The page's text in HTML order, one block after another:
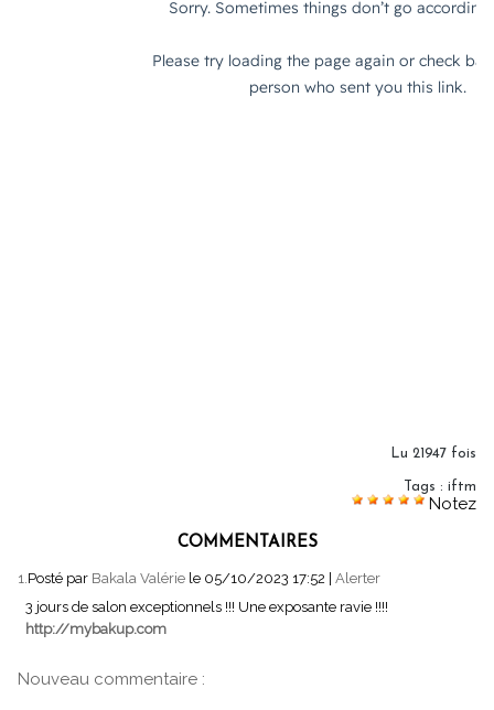
Lu 21947 fois
Tags : iftm
Notez
COMMENTAIRES
1. Posté par Bakala Valérie le 05/10/2023 17:52 | Alerter
3 jours de salon exceptionnels !!! Une exposante ravie !!!!
http://mybakup.com
Nouveau commentaire :